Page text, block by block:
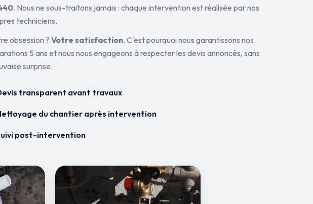
. Nous ne sous-traitons jamais : chaque intervention est réalisée par nos
techniciens.
obsession ? Votre satisfaction. C'est pourquoi nous garantissons nos
5 ans et nous nous engageons à respecter les devis annoncés, sans
surprise.
transparent avant travaux
du chantier après intervention
post-intervention